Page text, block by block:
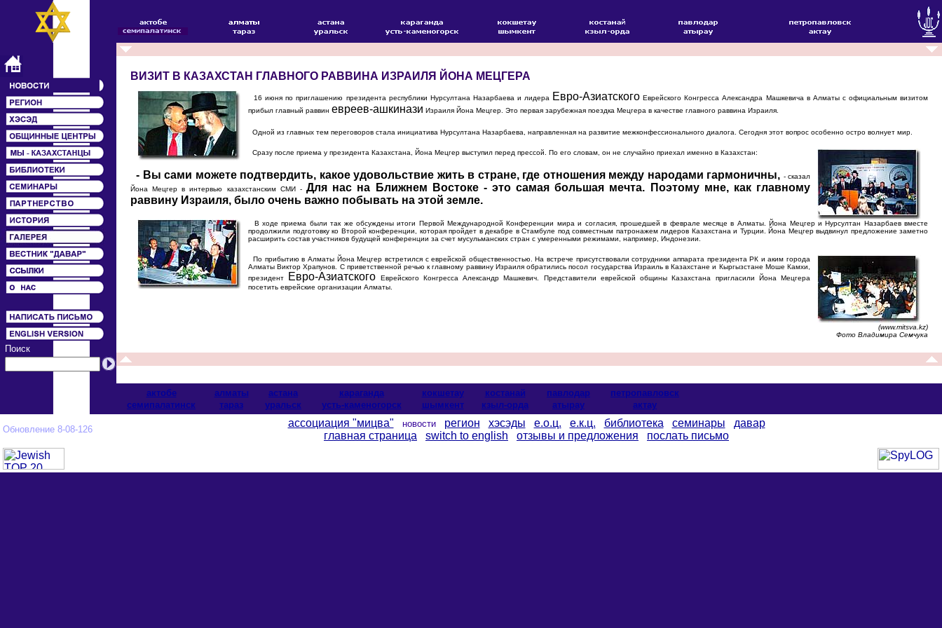
Поиск
ВИЗИТ В КАЗАХСТАН ГЛАВНОГО РАВВИНА ИЗРАИЛЯ ЙОНА МЕЦГЕРА
16 июня по приглашению президента республики Нурсултана Назарбаева и лидера Евро-Азиатского Еврейского Конгресса Александра Машкевича в Алматы с официальным визитом
прибыл главный раввин евреев-ашкинази Израиля Йона Мецгер. Это первая зарубежная поездка Мецгера в качестве главного раввина Израиля.
Одной из главных тем переговоров стала инициатива Нурсултана Назарбаева, направленная на развитие межконфессионального диалога. Сегодня этот вопрос особенно остро волнует мир.
Сразу после приема у президента Казахстана, Йона Мецгер выступил перед прессой. По его словам, он не случайно приехал именно в Казахстан:
- Вы сами можете подтвердить, какое удовольствие жить в стране, где отношения между народами гармоничны, - сказал
Йона Мецгер в интервью казахстанским СМИ -Для нас на Ближнем Востоке - это самая большая мечта. Поэтому мне, как главному
раввину Израиля, было очень важно побывать на этой земле.
В ходе приема были так же обсуждены итоги Первой Международной Конференции мира и согласия, прошедшей в феврале месяце в Алматы. Йона Мецгер и Нурсултан Назарбаев вместе
продолжили подготовку ко Второй конференции, которая пройдет в декабре в Стамбуле под совместным патронажем лидеров Казахстана и Турции. Йона Мецгер выдвинул предложение заметно
расширить состав участников будущей конференции за счет мусульманских стран с умеренными режимами, например, Индонезии.
По прибытию в Алматы Йона Мецгер встретился с еврейской общественностью. На встрече присутствовали сотрудники аппарата президента РК и аким города
Алматы Виктор Храпунов. С приветственной речью к главному раввину Израиля обратились посол государства Израиль в Казахстане и Кыргызстане Моше Камхи,
президент
Евро-Азиатского Еврейского Конгресса Александр Машкевич. Представители еврейской общины Казахстана пригласили Йона Мецгера
посетить еврейские организации Алматы.
(www.mitsva.kz)
Фото Владимира Семчука
актобе алматы астана караганда кокшетау костанай павлодар
петропавловск
cемипалатинск
тараз уральск усть-каменогорск шымкент кзыл-орда атырау актау
Обновление 8-08-126
ассоциация "мицва" новости регион хэсэды е.о.ц. е.к.ц. библиотека семинары
давар
главная страница
switch to english отзывы и предложения послать письмо